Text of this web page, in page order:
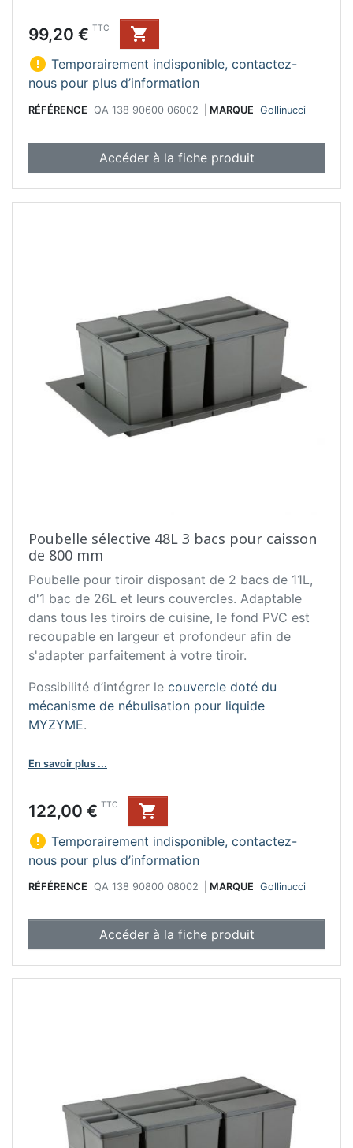
Prix
99,20 € TTC

 Temporairement indisponible, contactez-
nous pour plus d’information
RÉFÉRENCE QA 138 90600 06002 MARQUE Gollinucci
Accéder à la fiche produit
Poubelle sélective 48L 3 bacs pour caisson
de 800 mm
Poubelle pour tiroir disposant de 2 bacs de 11L,
d'1 bac de 26L et leurs couvercles. Adaptable
dans tous les tiroirs de cuisine, le fond PVC est
recoupable en largeur et profondeur afin de
s'adapter parfaitement à votre tiroir.
Possibilité d’intégrer le couvercle doté du
mécanisme de nébulisation pour liquide
MYZYME.
En savoir plus ...
Prix
122,00 € TTC

 Temporairement indisponible, contactez-
nous pour plus d’information
RÉFÉRENCE QA 138 90800 08002 MARQUE Gollinucci
Accéder à la fiche produit